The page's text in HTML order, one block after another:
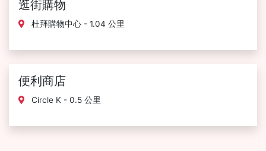
逛街購物
杜拜購物中心 - 1.04 公里
便利商店
Circle K - 0.5 公里